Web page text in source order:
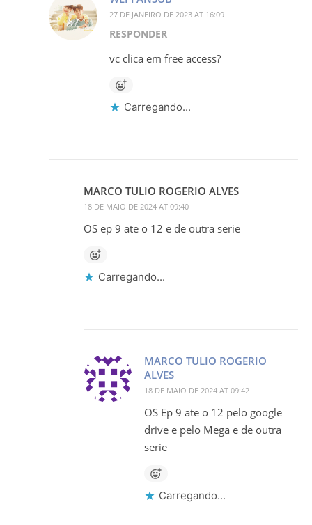
27 DE JANEIRO DE 2023 AT 16:09
RESPONDER
vc clica em free access?
Carregando...
MARCO TULIO ROGERIO ALVES
18 DE MAIO DE 2024 AT 09:40
OS ep 9 ate o 12 e de outra serie
Carregando...
MARCO TULIO ROGERIO
ALVES
18 DE MAIO DE 2024 AT 09:42
OS Ep 9 ate o 12 pelo google
drive e pelo Mega e de outra
serie
Carregando...